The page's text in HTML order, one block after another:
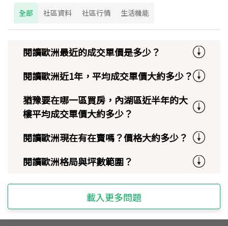
全部 社區資料 社區行情 生活機能
閱讀歐洲最近的成交單價是多少？
閱讀歐洲近1年，平均成交單價大約多少？
猶豫要在哪一區買房，內湖區近半年的大
樓平均成交單價大約多少？
閱讀歐洲現在有在賣嗎？價格大約多少？
閱讀歐洲格局與坪數範圍？
載入更多問題